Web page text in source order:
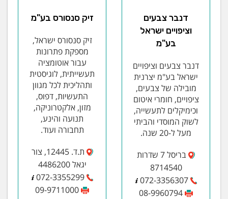
דנבר צבעים
וציפויים ישראל
בע"מ
דנבר צבעים וציפויים
ישראל בע"מ יצרנית
מובילה של צבעים,
ציפויים, חומרי איטום
וכימיקלים לתעשייה,
לשוק המוסדי והביתי
מעל ל-20 שנה.
בריסל 7 שדרות
8714540
072-3356307
08-9960794
זיק סנסורס בע"מ
זיק סנסורס ישראל,
מספקת פתרונות
עבור אוטומציה
תעשייתית, לוגיסטית
ותהליכית לכל מגוון
התעשיות, דפוס,
מזון, אלקטרוניקה,
תנועה והינע,
תחבורה ועוד.
ת.ד. 12445, צור
יגאל 4486200
072-3355299
09-9711000